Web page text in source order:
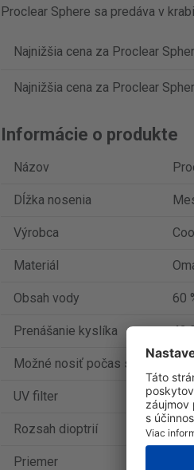
Proclear Sphere sa predáva v
Najnižšia cena za Proclear
Najnižšia cena za Proclear
Informácie o produkte
Názov
Dĺžka nosenia
Výrobca
Materiál
Obsah vody 60
Prenášanie kyslíka 42
Možné nosiť počas spánku Nie
UV filter Nie
Rozsah dioptrií od
Priemer